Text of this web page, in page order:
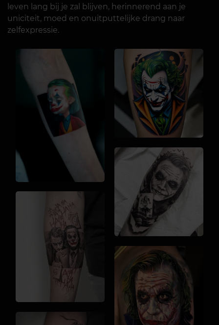
leven lang bij je zal blijven, herinnerend aan je
uniciteit, moed en onuitputtelijke drang naar
zelfexpressie.